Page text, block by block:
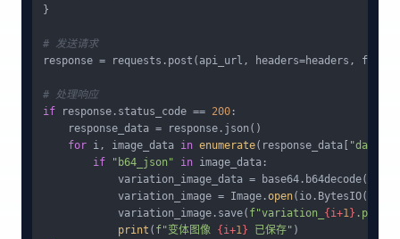
}
# 发送请求
response = requests.post(api_url, headers=headers,
# 处理响应
if response.status_code == 200 :
    response_data = response.json()
for i, image_data in enumerate(response_data[ "data"
if
"b64_json" in image_data:
variation_image_data =
            variation_image = Image.
open
            variation_image.save(
f"variation_ {i+1 } .png"
print ( f"变体图像 {i+1 } 已保存"